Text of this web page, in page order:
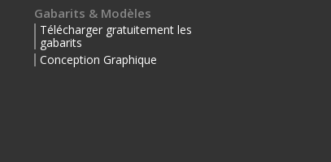
Gabarits & Modèles
Télécharger gratuitement les
gabarits
Conception Graphique